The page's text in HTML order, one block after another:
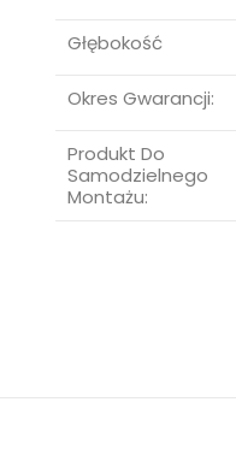
Głębokość
Okres Gwarancji:
Produkt Do
Samodzielnego
Montażu: